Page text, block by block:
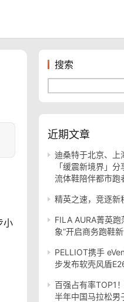
小
搜索
近期文章
迪桑特于北京、上
「缓震新境界」
流体鞋陪伴都市跑
精英之速，竞逐新
FILA AURA菁英
象”开启商务跑鞋
PELLIOT携手
步发布软壳风盾
百强占有率TOP1
半年中国马拉松男